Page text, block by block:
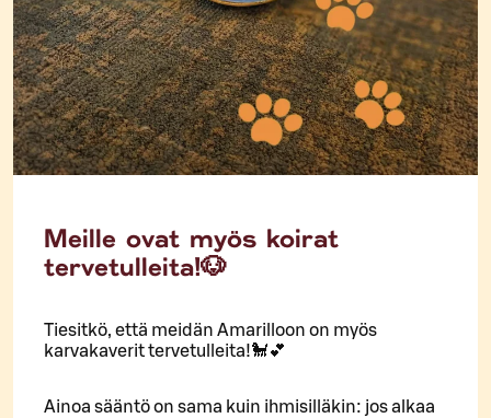
Meille ovat myös koirat
tervetulleita!🐶
Tiesitkö, että meidän Amarilloon on myös
karvakaverit tervetulleita!🐩💕
Ainoa sääntö on sama kuin ihmisilläkin: jos alkaa